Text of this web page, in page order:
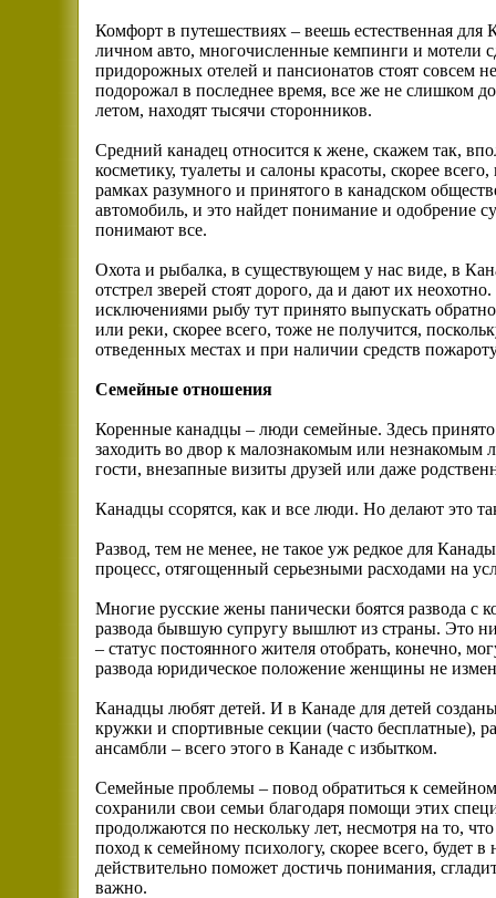
Комфорт в путешествиях – веешь естественная
личном авто, многочисленные кемпинги и мотели
придорожных отелей и пансионатов стоят совсем
подорожал в последнее время, все же не слишком
летом, находят тысячи сторонников.
Средний канадец относится к жене, скажем так,
косметику, туалеты и салоны красоты, скорее
рамках разумного и принятого в канадском
автомобиль, и это найдет понимание и одобрение
понимают все.
Охота и рыбалка, в существующем у нас виде, в
отстрел зверей стоят дорого, да и дают их
исключениями рыбу тут принято выпускать
или реки, скорее всего, тоже не получится,
отведенных местах и при наличии средств
Семейные отношения
Коренные канадцы – люди семейные. Здесь
заходить во двор к малознакомым или незнакомым
гости, внезапные визиты друзей или даже
Канадцы ссорятся, как и все люди. Но делают это
Развод, тем не менее, не такое уж редкое для
процесс, отягощенный серьезными расходами на
Многие русские жены панически боятся развода с
развода бывшую супругу вышлют из страны. Это ни
– статус постоянного жителя отобрать, конечно,
развода юридическое положение женщины не
Канадцы любят детей. И в Канаде для детей
кружки и спортивные секции (часто бесплатные),
ансамбли – всего этого в Канаде с избытком.
Семейные проблемы – повод обратиться к
сохранили свои семьи благодаря помощи этих
продолжаются по нескольку лет, несмотря на то,
поход к семейному психологу, скорее всего, будет
действительно поможет достичь понимания,
важно.